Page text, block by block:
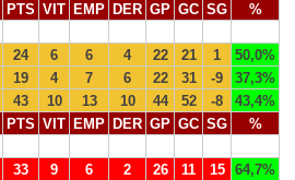
PTS VIT EMP DER GP GC SG
%
24 6 6 4 22 21 1
50,0%
19 4 7 6 22 31 -9
37,3%
43 10 13 10 44 52 -8
43,4%
PTS VIT EMP DER GP GC SG
%
33 9 6 2 26 11 15
64,7%